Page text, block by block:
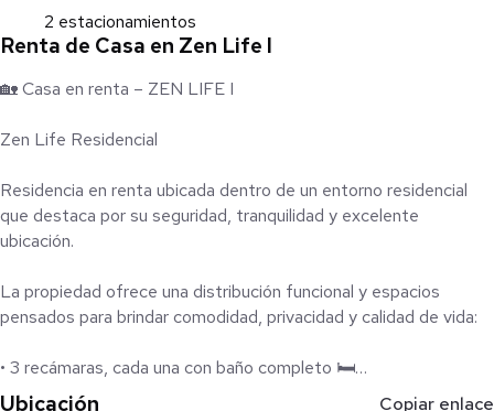
2 estacionamientos
Renta de Casa en Zen Life I
🏡 Casa en renta – ZEN LIFE I
Zen Life Residencial
Residencia en renta ubicada dentro de un entorno residencial
que destaca por su seguridad, tranquilidad y excelente
ubicación.
La propiedad ofrece una distribución funcional y espacios
pensados para brindar comodidad, privacidad y calidad de vida:
• 3 recámaras, cada una con baño completo 🛏️
• Recámara principal con vestidor
Ubicación Copiar enlace